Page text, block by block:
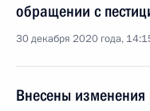
обращении с
30 декабря 2020 года,
Внесены